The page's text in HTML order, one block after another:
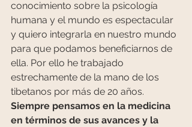
conocimiento sobre la psicología
humana y el mundo es espectacular
y quiero integrarla en nuestro mundo
para que podamos beneficiarnos de
ella. Por ello he trabajado
estrechamente de la mano de los
tibetanos por más de 20 años.
Siempre pensamos en la medicina
en términos de sus avances y la